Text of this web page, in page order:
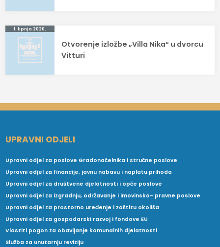
1. lipnja 2020.
Otvorenje izložbe „Villa Nika“ u dvorcu
Vitturi
UPRAVNI ODJELI
Upravni odjel za poslove Gradonačelnika i stručne poslove
Upravni odjel za financije, javnu nabavu i naplatu prihoda
Upravni odjel za društvene djelatnosti i opće poslove
Upravni odjel za izgradnju, održavanje i imovinsko- pravne poslove
Upravni odjel za prostorno uređenje i zaštitu okoliša
Upravni odjel za gospodarski razvoj i fondove EU
Vlastiti pogon za obavljanje komunalnih djelatnosti
Služba za unutarnju reviziju